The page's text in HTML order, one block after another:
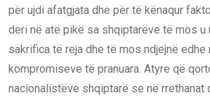
për ujdi afatgjata dhe për të kënaqur
deri në atë pikë sa shqiptarëve të mos u
sakrifica të reja dhe të mos ndjejnë
kompromiseve të pranuara. Atyre që
nacionalistëve shqiptarë se në rrethanat